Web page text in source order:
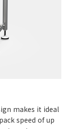
makes it ideal
speed of up